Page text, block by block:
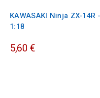
KAWASAKI Ninja ZX-14R -
1:18
5,60 €